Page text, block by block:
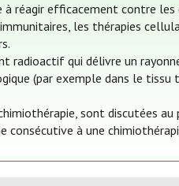
à réagir efficacement contre
les thérapies
radioactif qui délivre un
(par exemple dans le tissu
sont discutées au
consécutive à une